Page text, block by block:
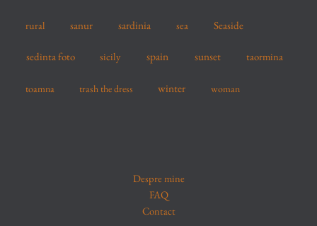
rural sanur sardinia sea Seaside
sedinta foto sicily spain sunset taormina
toamna trash the dress winter woman
Despre mine
FAQ
Contact